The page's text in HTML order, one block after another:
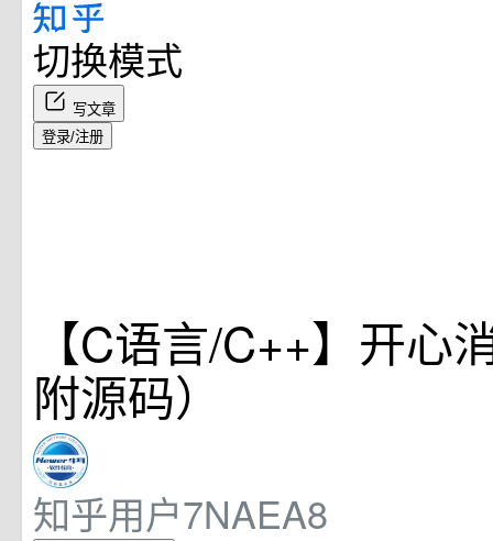
切换模式
写文章
登录/注册
【C语言/C++】开心
附源码）
知乎用户7NAEA8